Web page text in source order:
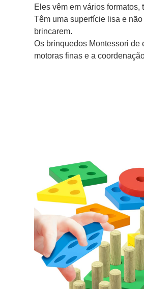
Eles vêm em vários
Têm uma superfície lisa e
brincarem.
Os brinquedos Montessori
motoras finas e a